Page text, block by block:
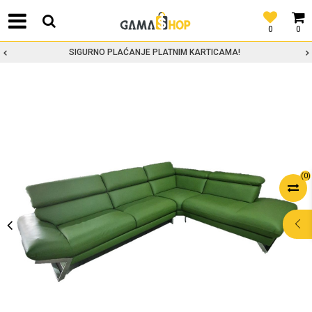
0
0
SIGURNO PLAĆANJE PLATNIM KARTICAMA!
(0)